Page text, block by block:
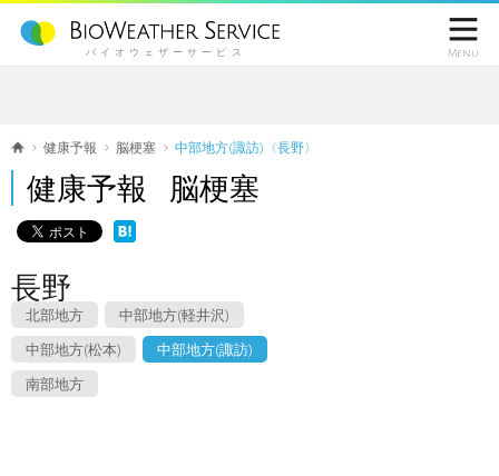
バイオウェザーサービス

Menu
健康予報 脳梗塞 中部地方(諏訪)〈長野〉
健康予報 脳梗塞
長野
北部地方 中部地方(軽井沢)
中部地方(松本) 中部地方(諏訪)
南部地方